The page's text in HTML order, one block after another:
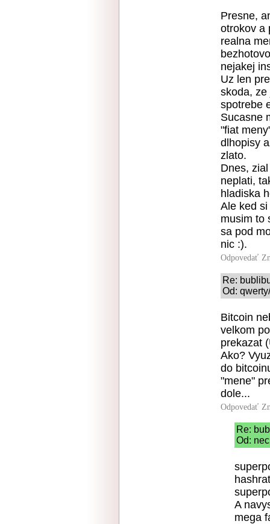
Presne,
otrokov a
realna
nejakej
Uz len
skoda, ze
spotrebe
Sucasne
"fiat
dlhopisy
zlato.
Dnes,
neplati,
hladiska
Ale ked
musim to
sa pod
nic :).
Odpovedať
Re:
Od:
Bitcoin
velkom
prekazat
Ako?
do
"mene"
dole...
Odpovedať
Re:
Od:
A
mega